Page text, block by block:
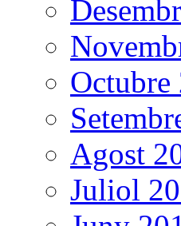
Octubre
Agost
Juliol